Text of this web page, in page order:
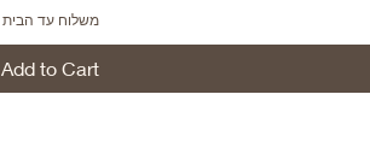
משלוח עד הבית
Add to Cart